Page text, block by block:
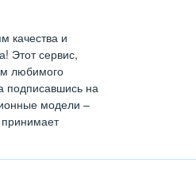
качества и
Этот сервис,
любимого
подписавшись на
модели –